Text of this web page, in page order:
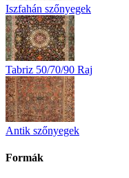
Iszfahán szőnyegek
Tabriz 50/70/90 Raj
Antik szőnyegek
Formák